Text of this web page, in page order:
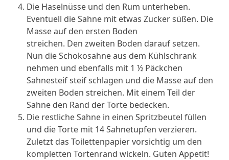
Die Haselnüsse und den Rum unterheben.
Eventuell die Sahne mit etwas Zucker süßen. Die
Masse auf den ersten Boden
streichen. Den zweiten Boden darauf setzen.
Nun die Schokosahne aus dem Kühlschrank
nehmen und ebenfalls mit 1 ½ Päckchen
Sahnesteif steif schlagen und die Masse auf den
zweiten Boden streichen. Mit einem Teil der
Sahne den Rand der Torte bedecken.
Die restliche Sahne in einen Spritzbeutel füllen
und die Torte mit 14 Sahnetupfen verzieren.
Zuletzt das Toilettenpapier vorsichtig um den
kompletten Tortenrand wickeln. Guten Appetit!